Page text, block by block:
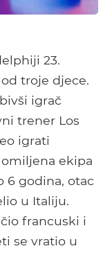
23.
troje djece.
igrač
trener Los
igrati
ekipa
6 godina, otac
u Italiju.
francuski i
se vratio u